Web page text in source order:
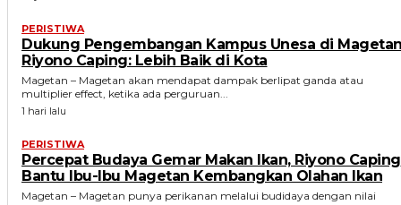
PERISTIWA
Dukung Pengembangan Kampus Unesa di
Riyono Caping: Lebih Baik di Kota
Magetan – Magetan akan mendapat dampak berlipat ganda atau
multiplier effect, ketika ada perguruan...
1 hari lalu
PERISTIWA
Percepat Budaya Gemar Makan Ikan, Riyono Caping
Bantu Ibu-Ibu Magetan Kembangkan Olahan Ikan
Magetan – Magetan punya perikanan melalui budidaya dengan nilai